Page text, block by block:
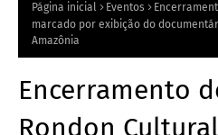
R
A
Página inicial Eventos
marcado por exibição do
Amazônia
Encerramento
Rondon